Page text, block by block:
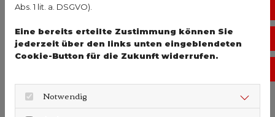
haben den Vorteil, dass sie den gesamten
Wichtige Inhaltsstoffe: Hyaluron
und Lipide
Hyaluronsäure ist ein Stoff, der auch natürlich im
Körper vorkommt. Sie kann große MengenWasser
Abs. 1 lit. a. DSGVO).
Eine bereits erteilte Zustimmung können Sie
jederzeit über den links unten eingeblendeten
Cookie-Button für die Zukunft widerrufen.
Notwendig